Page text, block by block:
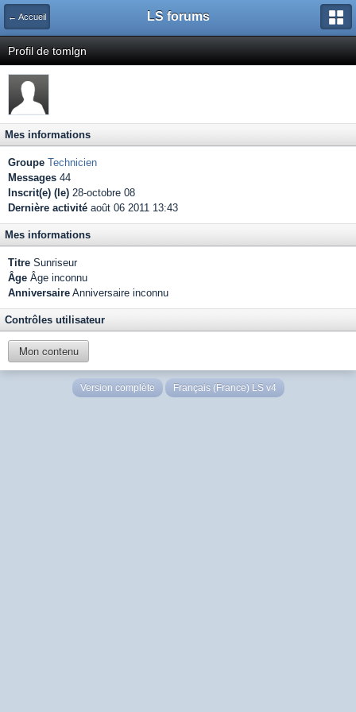
← Accueil LS forums
Profil de tomlgn
Mes informations
Groupe Technicien
Messages 44
Inscrit(e) (le) 28-octobre 08
Dernière activité août 06 2011 13:43
Mes informations
Titre Sunriseur
Âge Âge inconnu
Anniversaire Anniversaire inconnu
Contrôles utilisateur
Mon contenu
Version complète Français (France) LS v4